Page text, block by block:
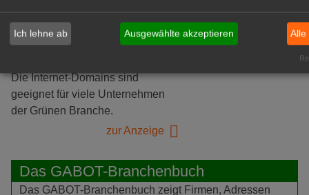
Grüne Internet-Domains zu
Die Internet-Domains sind
geeignet für viele Unternehmen
der Grünen Branche.
zur Anzeige
Das GABOT-Branchenbuch
Das GABOT-Branchenbuch zeigt Firmen, Adressen
Ich lehne ab Ausgewählte akzeptieren Alle